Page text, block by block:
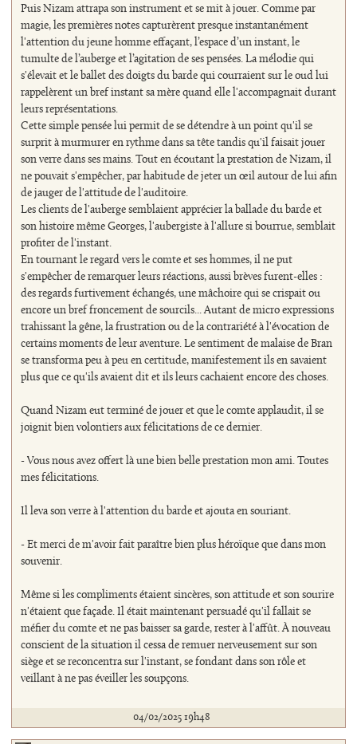
Puis Nizam attrapa son instrument et se mit à jouer. Comme par
magie, les premières notes capturèrent presque instantanément
l'attention du jeune homme effaçant, l’espace d’un instant, le
tumulte de l’auberge et l’agitation de ses pensées. La mélodie qui
s'élevait et le ballet des doigts du barde qui courraient sur le oud lui
rappelèrent un bref instant sa mère quand elle l'accompagnait durant
leurs représentations.
Cette simple pensée lui permit de se détendre à un point qu'il se
surprit à murmurer en rythme dans sa tête tandis qu'il faisait jouer
son verre dans ses mains. Tout en écoutant la prestation de Nizam, il
ne pouvait s'empêcher, par habitude de jeter un œil autour de lui afin
de jauger de l'attitude de l'auditoire.
Les clients de l'auberge semblaient apprécier la ballade du barde et
son histoire même Georges, l'aubergiste à l'allure si bourrue, semblait
profiter de l'instant.
En tournant le regard vers le comte et ses hommes, il ne put
s'empêcher de remarquer leurs réactions, aussi brèves furent-elles :
des regards furtivement échangés, une mâchoire qui se crispait ou
encore un bref froncement de sourcils... Autant de micro expressions
trahissant la gêne, la frustration ou de la contrariété à l'évocation de
certains moments de leur aventure. Le sentiment de malaise de Bran
se transforma peu à peu en certitude, manifestement ils en savaient
plus que ce qu'ils avaient dit et ils leurs cachaient encore des choses.
Quand Nizam eut terminé de jouer et que le comte applaudit, il se
joignit bien volontiers aux félicitations de ce dernier.
- Vous nous avez offert là une bien belle prestation mon ami. Toutes
mes félicitations.
Il leva son verre à l'attention du barde et ajouta en souriant.
- Et merci de m'avoir fait paraître bien plus héroïque que dans mon
souvenir.
Même si les compliments étaient sincères, son attitude et son sourire
n'étaient que façade. Il était maintenant persuadé qu'il fallait se
méfier du comte et ne pas baisser sa garde, rester à l'affût. À nouveau
conscient de la situation il cessa de remuer nerveusement sur son
siège et se reconcentra sur l'instant, se fondant dans son rôle et
veillant à ne pas éveiller les soupçons.
04/02/2025 19h48